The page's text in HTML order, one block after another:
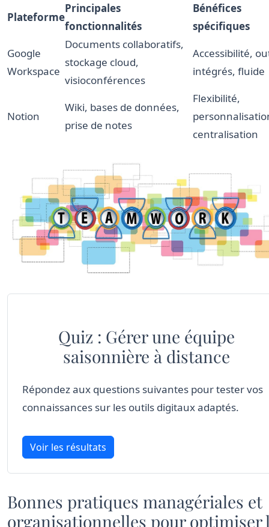
Plateforme
Principales
fonctionnalités
Bénéfices
spécifiques
Google
Workspace
Documents collaboratifs,
stockage cloud,
visioconférences
Accessibilité,
intégrés, fluide
Notion
Wiki, bases de données,
prise de notes
Flexibilité,
centralisation
Quiz : Gérer une équipe
saisonnière à distance
Répondez aux questions suivantes pour tester vos
connaissances sur les outils digitaux adaptés.
Voir les résultats
Bonnes pratiques managériales et
organisationnelles pour optimiser